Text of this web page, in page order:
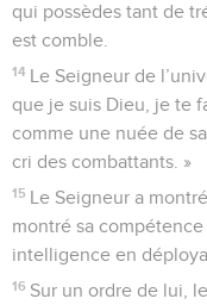
qui possèdes tant de
est comble.
14 Le Seigneur de
que je suis Dieu, je te
comme une nuée de
cri des combattants. »
15 Le Seigneur a
montré sa
intelligence en
16 Sur un ordre de lui,